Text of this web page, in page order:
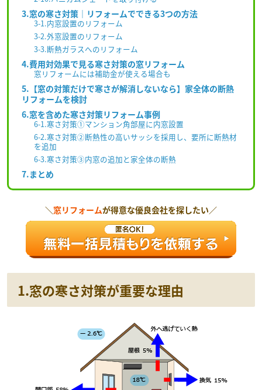
3.窓の寒さ対策｜リフォームでできる3つの方法
3-1.内窓設置のリフォーム
3-2.外窓設置のリフォーム
3-3.断熱ガラスへのリフォーム
4.費用対効果で見る寒さ対策の窓リフォーム
窓リフォームには補助金が使える場合も
5.【窓の対策だけで寒さが解消しないなら】家全体の断熱
リフォームを検討
6.窓を含めた寒さ対策リフォーム事例
6-1.寒さ対策①マンション角部屋に内窓設置
6-2.寒さ対策②断熱性の高いサッシを採用し、要所に断熱材
を追加
6-3.寒さ対策③内窓の追加と家全体の断熱
7.まとめ
＼窓リフォームが得意な優良会社を探したい／
1.窓の寒さ対策が重要な理由